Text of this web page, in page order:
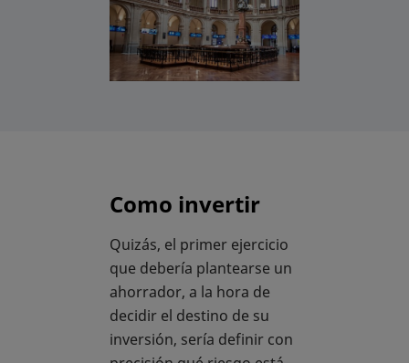
Como invertir
Quizás, el primer ejercicio
que debería plantearse un
ahorrador, a la hora de
decidir el destino de su
inversión, sería definir con